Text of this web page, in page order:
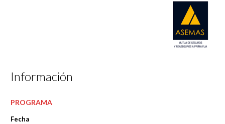
Información
PROGRAMA
Fecha